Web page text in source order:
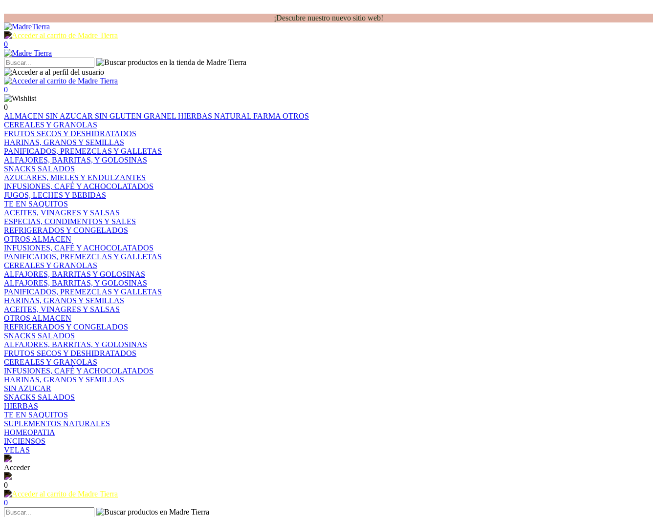
¡Descubre nuestro nuevo sitio web!
0
0
0
ALMACEN SIN AZUCAR SIN GLUTEN GRANEL HIERBAS NATURAL FARMA OTROS
CEREALES Y GRANOLAS
FRUTOS SECOS Y DESHIDRATADOS
HARINAS, GRANOS Y SEMILLAS
PANIFICADOS, PREMEZCLAS Y GALLETAS
ALFAJORES, BARRITAS, Y GOLOSINAS
SNACKS SALADOS
AZUCARES, MIELES Y ENDULZANTES
INFUSIONES, CAFÉ Y ACHOCOLATADOS
JUGOS, LECHES Y BEBIDAS
TE EN SAQUITOS
ACEITES, VINAGRES Y SALSAS
ESPECIAS, CONDIMENTOS Y SALES
REFRIGERADOS Y CONGELADOS
OTROS ALMACEN
INFUSIONES, CAFÉ Y ACHOCOLATADOS
PANIFICADOS, PREMEZCLAS Y GALLETAS
CEREALES Y GRANOLAS
ALFAJORES, BARRITAS Y GOLOSINAS
ALFAJORES, BARRITAS, Y GOLOSINAS
PANIFICADOS, PREMEZCLAS Y GALLETAS
HARINAS, GRANOS Y SEMILLAS
ACEITES, VINAGRES Y SALSAS
OTROS ALMACEN
REFRIGERADOS Y CONGELADOS
SNACKS SALADOS
ALFAJORES, BARRITAS, Y GOLOSINAS
FRUTOS SECOS Y DESHIDRATADOS
CEREALES Y GRANOLAS
INFUSIONES, CAFÉ Y ACHOCOLATADOS
HARINAS, GRANOS Y SEMILLAS
SIN AZUCAR
SNACKS SALADOS
HIERBAS
TE EN SAQUITOS
SUPLEMENTOS NATURALES
HOMEOPATIA
INCIENSOS
VELAS
Acceder
0
0